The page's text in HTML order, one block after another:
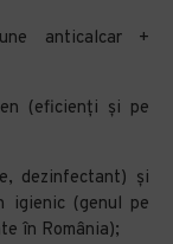
anticalcar +
(eficienți și pe
dezinfectant) și
igienic (genul pe
în România);